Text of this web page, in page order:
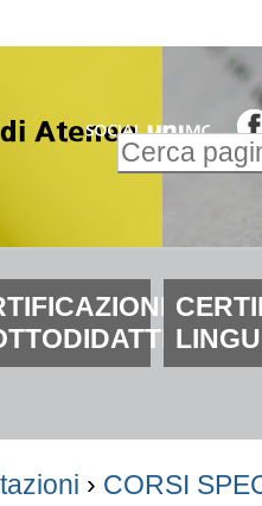
Inserire il
› CORSI